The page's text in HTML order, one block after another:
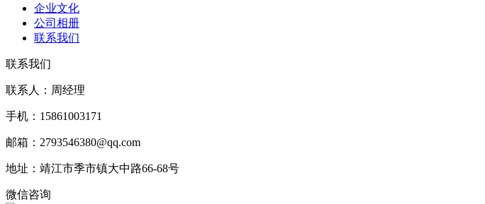
企业文化
公司相册
联系我们
联系我们
联系人：周经理
手机：15861003171
邮箱：2793546380@qq.com
地址：靖江市季市镇大中路66-68号
微信咨询